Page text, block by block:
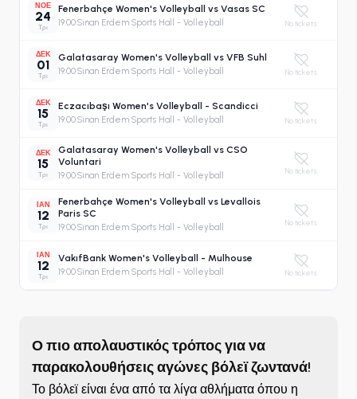
ΝΟΕ
24
Τρι
Fenerbahçe Women's Volleyball vs Vasas SC
19:00·Sinan Erdem Sports Hall - Volleyball No tickets
ΔΕΚ
01
Τρι
Galatasaray Women's Volleyball vs VFB Suhl
19:00·Sinan Erdem Sports Hall - Volleyball No tickets
ΔΕΚ
15
Τρι
Eczacıbaşı Women's Volleyball - Scandicci
19:00·Sinan Erdem Sports Hall - Volleyball No tickets
ΔΕΚ
15
Τρι
Galatasaray Women's Volleyball vs CSO
Voluntari
19:00·Sinan Erdem Sports Hall - Volleyball No tickets
ΙΑΝ
12
Τρι
Fenerbahçe Women's Volleyball vs Levallois
Paris SC
19:00·Sinan Erdem Sports Hall - Volleyball No tickets
ΙΑΝ
12
Τρι
VakıfBank Women's Volleyball - Mulhouse
19:00·Sinan Erdem Sports Hall - Volleyball No tickets
Ο πιο απολαυστικός τρόπος για να
παρακολουθήσεις αγώνες βόλεϊ ζωντανά!
Το βόλεϊ είναι ένα από τα λίγα αθλήματα όπου η